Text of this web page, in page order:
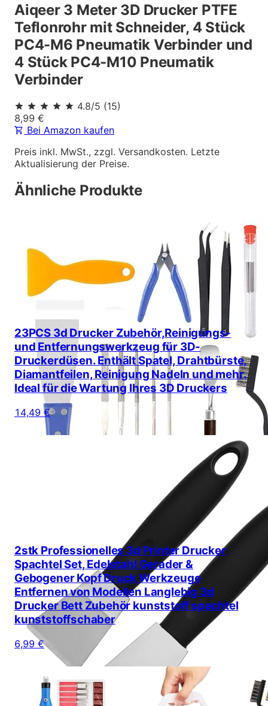
Aiqeer 3 Meter 3D Drucker PTFE
Teflonrohr mit Schneider, 4 Stück
PC4-M6 Pneumatik Verbinder und
4 Stück PC4-M10 Pneumatik
Verbinder
4.8/5 (15)
8,99 €
Bei Amazon kaufen
Preis inkl. MwSt., zzgl. Versandkosten. Letzte
Aktualisierung der Preise.
Ähnliche Produkte
23PCS 3d Drucker Zubehör,Reinigungs-
und Entfernungswerkzeug für 3D-
Druckerdüsen. Enthält Spatel, Drahtbürste,
Diamantfeilen, Reinigung Nadeln und mehr.
Ideal für die Wartung Ihres 3D Druckers
14,49 €
2stk Professionelles 3d Printer Drucker
Spachtel Set, Edelstahl Gerader &
Gebogener Kopf Druck Werkzeuge
Entfernen von Modellen Langlebig 3d
Drucker Bett Zubehör kunststoff spachtel
kunststoffschaber
6,99 €